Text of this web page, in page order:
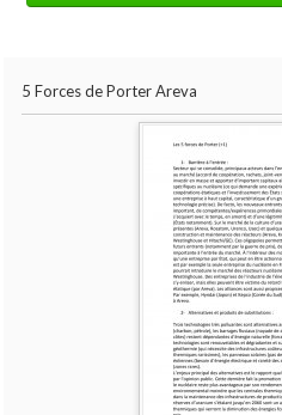
5 Forces de Porter Areva